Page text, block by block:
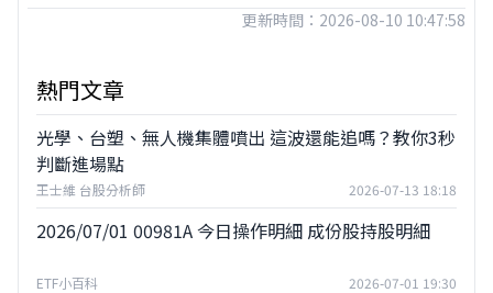
更新時間：2026-08-10 10:47:58
熱門文章
光學、台塑、無人機集體噴出 這波還能追嗎？教你3秒
判斷進場點
王士維 台股分析師 2026-07-13 18:18
2026/07/01 00981A 今日操作明細 成份股持股明細
ETF小百科 2026-07-01 19:30